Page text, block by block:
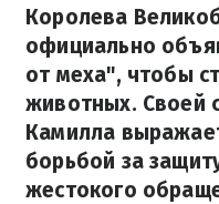
Королева
официально
от меха", чтобы
животных. Своей
Камилла
борьбой за
жестокого